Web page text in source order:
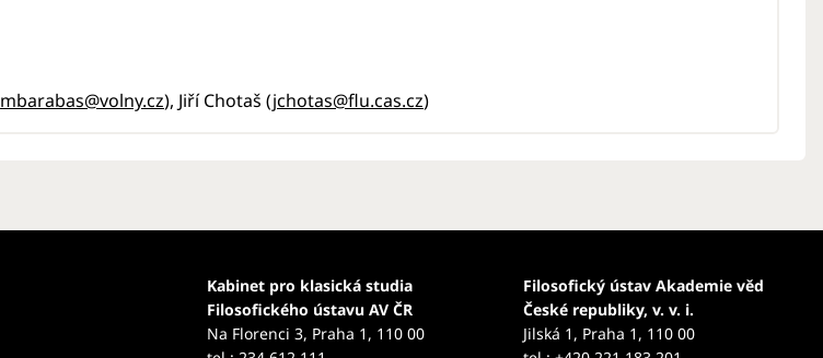
mbarabas@volny.cz), Jiří Chotaš (jchotas@flu.cas.cz)
Kabinet pro klasická studia
Filosofického ústavu AV ČR
Na Florenci 3, Praha 1, 110 00
Filosofický ústav Akademie věd
České republiky, v. v. i.
Jilská 1, Praha 1, 110 00